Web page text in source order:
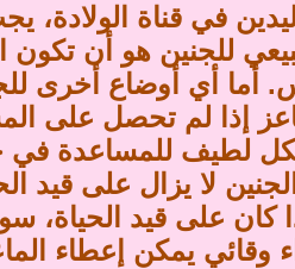
في قناة الولادة،
للجنين هو أن
أما أي أوضاع أخرى
إذا لم تحصل على
لطيف للمساعدة في
لا يزال على
كان على قيد الحياة،
وقائي يمكن إعطاء